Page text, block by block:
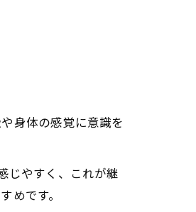
身体の感覚に意識を
じやすく、これが継
めです。